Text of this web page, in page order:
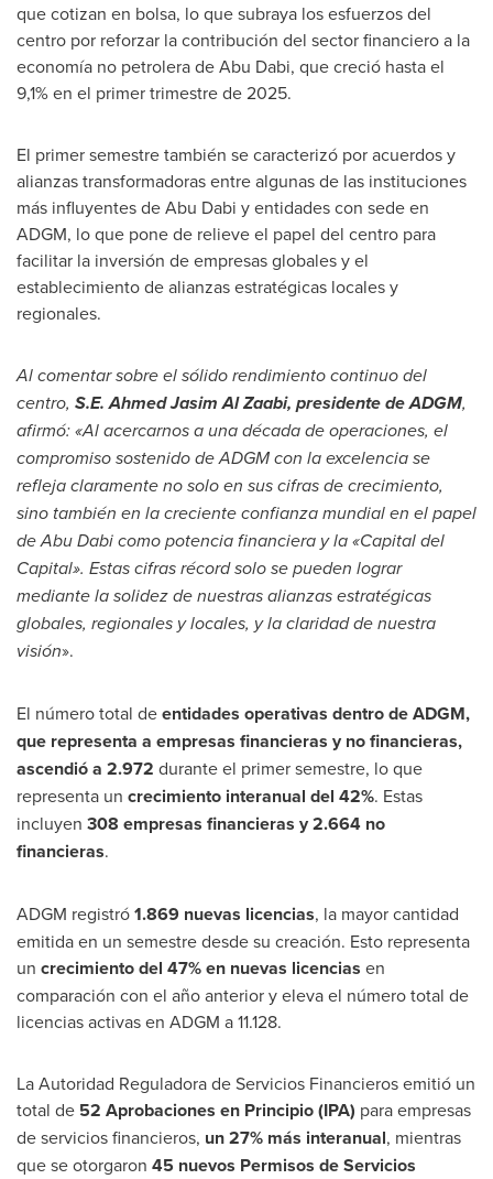
que cotizan en bolsa, lo que subraya los esfuerzos del
centro por reforzar la contribución del sector financiero a la
economía no petrolera deAbu Dabi, que creció hasta el
9,1% en el primer trimestre de 2025.
El primer semestre también se caracterizó por acuerdos y
alianzas transformadoras entre algunas de las instituciones
más influyentes deAbu Dabi y entidades con sede en
ADGM, lo que pone de relieve el papel del centro para
facilitar la inversión de empresas globales y el
establecimiento de alianzas estratégicas locales y
regionales.
Al comentar sobre el sólido rendimiento continuo del
centro, S.E.Ahmed Jasim Al Zaabi, presidente de ADGM,
afirmó: «Al acercarnos a una década de operaciones, el
compromiso sostenido de ADGM con la excelencia se
refleja claramente no solo en sus cifras de crecimiento,
sino también en la creciente confianza mundial en el papel
deAbu Dabicomo potencia financiera y la «Capital del
Capital». Estas cifras récord solo se pueden lograr
mediante la solidez de nuestras alianzas estratégicas
globales, regionales y locales, y la claridad de nuestra
visión».
El número total deentidades operativas dentro de ADGM,
que representa a empresas financieras y no financieras,
ascendió a 2.972 durante el primer semestre, lo que
representa un crecimiento interanual del 42%. Estas
incluyen 308 empresas financieras y 2.664 no
financieras.
ADGM registró1.869 nuevas licencias, la mayor cantidad
emitida en un semestre desde su creación. Esto representa
un crecimiento del 47% en nuevas licencias en
comparación con el año anterior y eleva el número total de
licencias activas en ADGM a 11.128.
La Autoridad Reguladora de Servicios Financieros emitió un
total de 52 Aprobaciones en Principio (IPA) para empresas
de servicios financieros, un 27% más interanual, mientras
que se otorgaron 45 nuevos Permisos de Servicios